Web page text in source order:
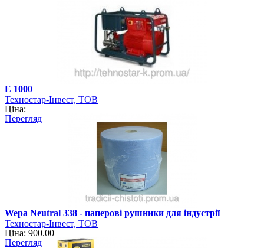
Е 1000
Техностар-Інвест, ТОВ
Ціна:
Перегляд
Wepa Neutral 338 - паперові рушники для індустрії
Техностар-Інвест, ТОВ
Ціна: 900.00
Перегляд